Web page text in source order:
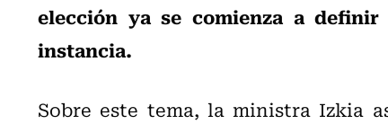
elección ya se comienza a
instancia.
Sobre este tema, la ministra Izkia